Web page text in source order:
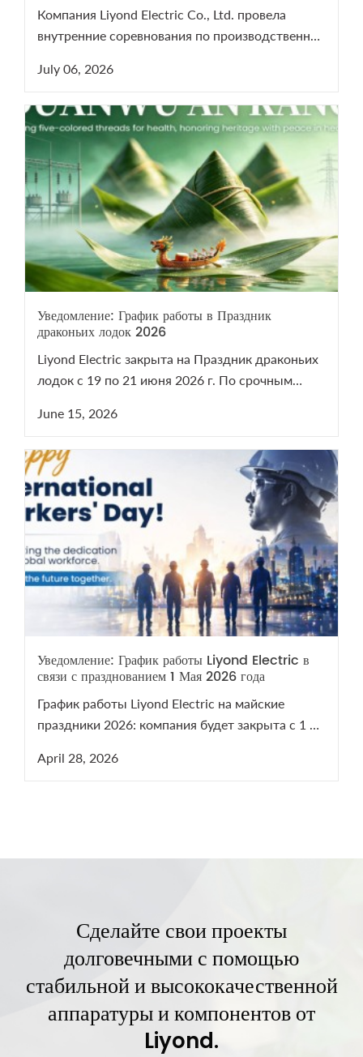
Компания Liyond Electric Co., Ltd. провела
внутренние соревнования по производственной
сотрудников.
July 06, 2026
Уведомление: График работы в Праздник
драконьих лодок 2026
Liyond Electric закрыта на Праздник драконьих
лодок с 19 по 21 июня 2026 г. По срочным
June 15, 2026
Уведомление: График работы Liyond Electric в
связи с празднованием 1 Мая 2026 года
График работы Liyond Electric на майские
праздники 2026: компания будет закрыта с 1 по
праздников наши менеджеры остаются на
April 28, 2026
Сделайте свои проекты
долговечными с помощью
стабильной и высококачественной
аппаратуры и компонентов от
Liyond.